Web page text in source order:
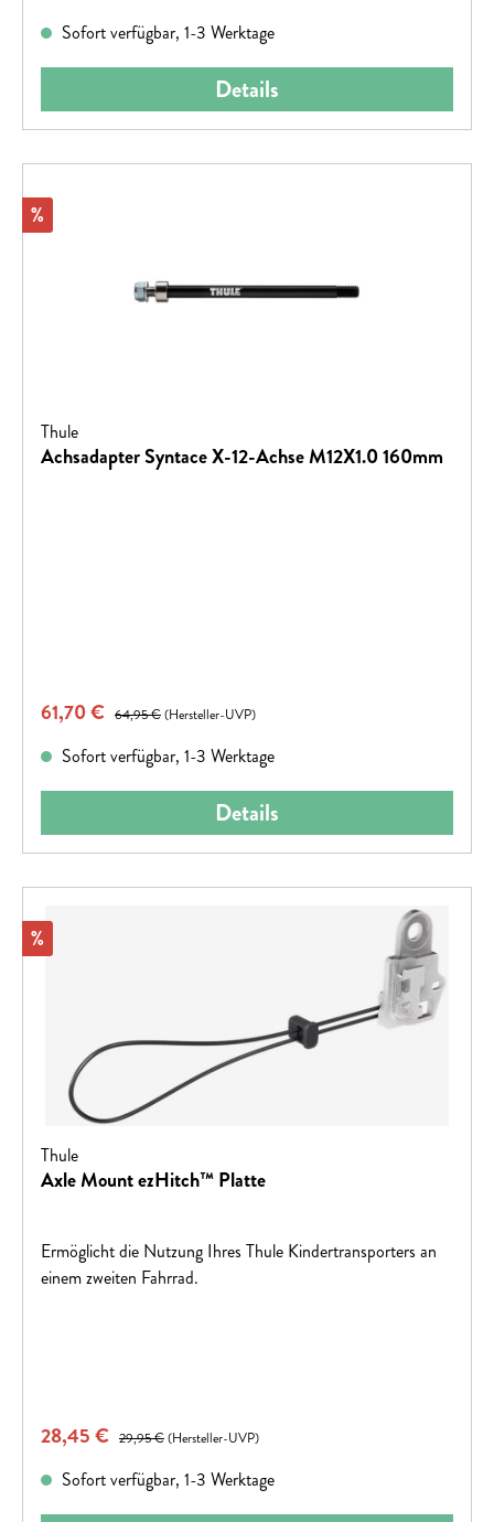
Sofort verfügbar, 1-3 Werktage
Details
Rabatt
%
Thule
Achsadapter Syntace X-12-Achse M12X1.0 160mm
Verkaufspreis:
61,70 € Regulärer Preis:
64,95 €(Hersteller-UVP)
Sofort verfügbar, 1-3 Werktage
Details
Rabatt
%
Thule
Axle Mount ezHitch™ Platte
Ermöglicht die Nutzung Ihres Thule Kindertransporters an
einem zweiten Fahrrad.
Verkaufspreis:
28,45 € Regulärer Preis:
29,95 €(Hersteller-UVP)
Sofort verfügbar, 1-3 Werktage